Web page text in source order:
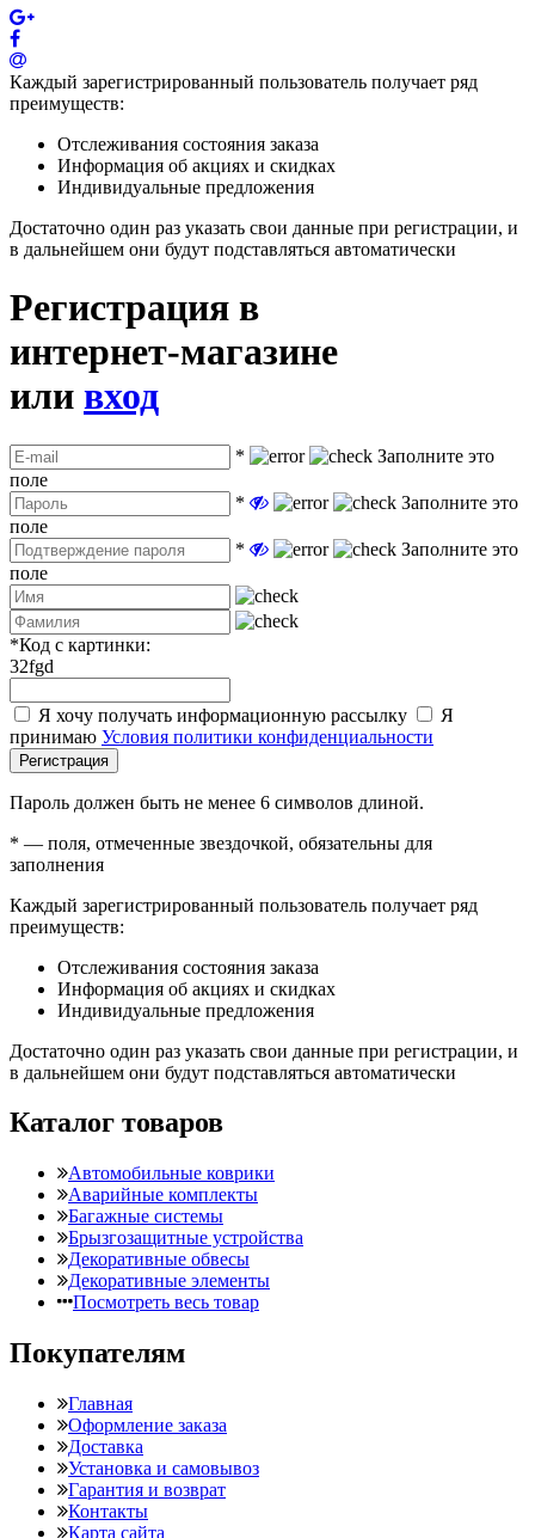
Каждый зарегистрированный пользователь получает ряд
преимуществ:
Отслеживания состояния заказа
Информация об акциях и скидках
Индивидуальные предложения
Достаточно один раз указать свои данные при регистрации, и
в дальнейшем они будут подставляться автоматически
Регистрация в
интернет-магазине
или вход
*
Заполните это
поле
*
Заполните это
поле
*
Заполните это
поле
*Код с картинки:
32fgd
Я хочу получать информационную рассылку
Я
принимаю Условия политики конфиденциальности
Регистрация
Пароль должен быть не менее 6 символов длиной.
* — поля, отмеченные звездочкой, обязательны для
заполнения
Каждый зарегистрированный пользователь получает ряд
преимуществ:
Отслеживания состояния заказа
Информация об акциях и скидках
Индивидуальные предложения
Достаточно один раз указать свои данные при регистрации, и
в дальнейшем они будут подставляться автоматически
Каталог товаров
Автомобильные коврики
Аварийные комплекты
Багажные системы
Брызгозащитные устройства
Декоративные обвесы
Декоративные элементы
Посмотреть весь товар
Покупателям
Главная
Оформление заказа
Доставка
Установка и самовывоз
Гарантия и возврат
Контакты
Карта сайта